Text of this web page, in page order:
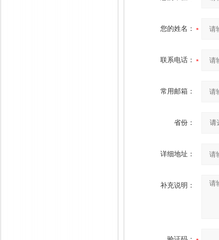
您的姓名：
联系电话：
常用邮箱：
省份：
详细地址：
补充说明：